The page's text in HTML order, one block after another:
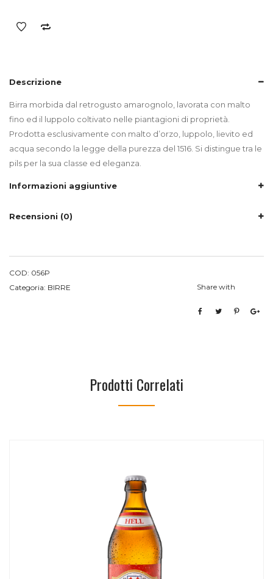
Descrizione
Birra morbida dal retrogusto amarognolo, lavorata con malto
fino ed il luppolo coltivato nelle piantagioni di proprietà.
Prodotta esclusivamente con malto d’orzo, luppolo, lievito ed
acqua secondo la legge della purezza del 1516. Si distingue tra le
pils per la sua classe ed eleganza.
Informazioni aggiuntive
Recensioni (0)
COD: 056P
Categoria: BIRRE Share with
Prodotti Correlati